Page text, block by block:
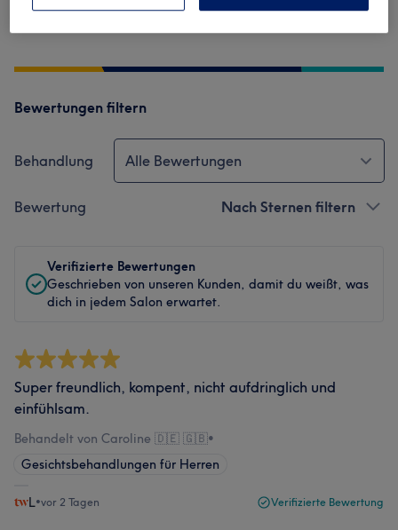
Bewertungen filtern
Behandlung Alle Bewertungen
Bewertung Nach Sternen filtern
Verifizierte Bewertungen
Geschrieben von unseren Kunden, damit du weißt, was
dich in jedem Salon erwartet.
Super freundlich, kompent, nicht aufdringlich und
einfühlsam.
Behandelt von Caroline 🇩🇪 🇬🇧•
Gesichtsbehandlungen für Herren
L•vor 2 Tagen Verifizierte Bewertung